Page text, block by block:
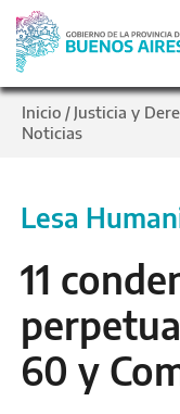
Inicio / Justicia y
Noticias
Lesa
11
60 y